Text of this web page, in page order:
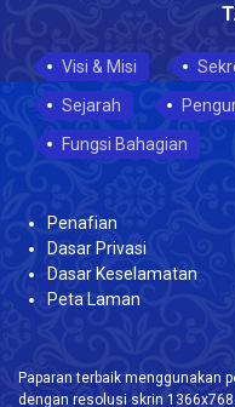
Visi & Misi
Sejarah
Fungsi Bahagian
Penafian
Dasar Privasi
Dasar Keselamatan
Peta Laman
Paparan terbaik menggunakan
dengan resolusi skrin 1366x768.